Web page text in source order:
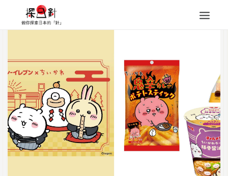
四國
中部
人氣目的地
本地情報
東瀛特集